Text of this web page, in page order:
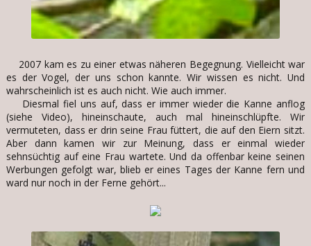
2007 kam es zu einer etwas näheren Begegnung. Vielleicht war
es der Vogel, der uns schon kannte. Wir wissen es nicht. Und
wahrscheinlich ist es auch nicht. Wie auch immer.
Diesmal fiel uns auf, dass er immer wieder die Kanne anflog
(siehe Video), hineinschaute, auch mal hineinschlüpfte. Wir
vermuteten, dass er drin seine Frau füttert, die auf den Eiern sitzt.
Aber dann kamen wir zur Meinung, dass er einmal wieder
sehnsüchtig auf eine Frau wartete. Und da offenbar keine seinen
Werbungen gefolgt war, blieb er eines Tages der Kanne fern und
ward nur noch in der Ferne gehört...